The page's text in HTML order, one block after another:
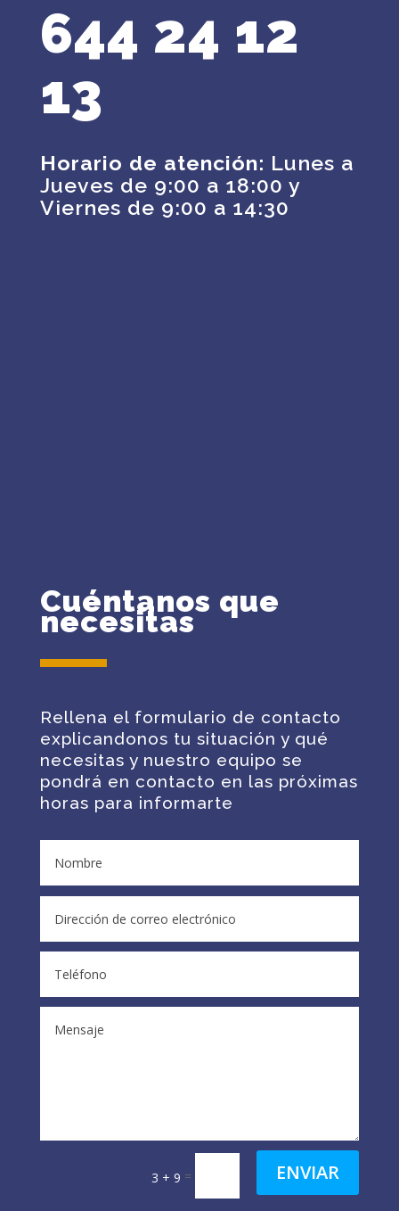
644 24 12
13
Horario de atención: Lunes a
Jueves de 9:00 a 18:00 y
Viernes de 9:00 a 14:30
Cuéntanos que
necesitas
Rellena el formulario de contacto
explicandonos tu situación y qué
necesitas y nuestro equipo se
pondrá en contacto en las próximas
horas para informarte
3 + 9 = ENVIAR